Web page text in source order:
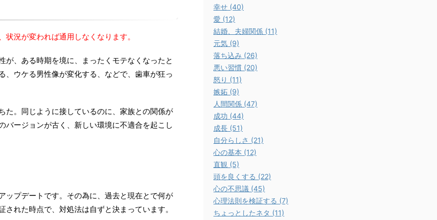
況が変われば通用しなくなります。
、ある時期を境に、まったくモテなくなったと
、ウケる男性像が変化する、などで、歯車が狂っ
。同じように接しているのに、家族との関係が
バージョンが古く、新しい環境に不適合を起こし
プデートです。その為に、過去と現在とで何が
れた時点で、対処法は自ずと決まっています。
幸せ (40)
愛 (12)
結婚、夫婦関係 (11)
元気 (9)
落ち込み (26)
悪い習慣 (20)
怒り (11)
嫉妬 (9)
人間関係 (47)
成功 (44)
成長 (51)
自分らしさ (21)
心の基本 (12)
直観 (5)
頭を良くする (22)
心の不思議 (45)
心理法則を検証する (7)
ちょっとしたネタ (11)